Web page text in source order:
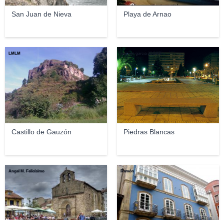
San Juan de Nieva Playa de Arnao
Castillo de Gauzón
LMLM
Piedras Blancas
joaquin garcia JOGAR
Ángel M. Felicísimo Ramón